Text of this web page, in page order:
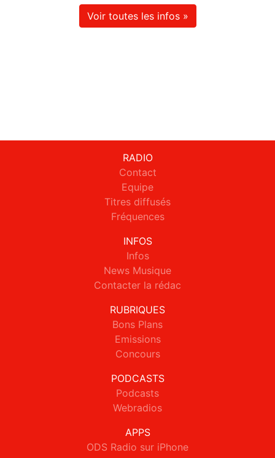
Voir toutes les infos »
RADIO
Contact
Equipe
Titres diffusés
Fréquences
INFOS
Infos
News Musique
Contacter la rédac
RUBRIQUES
Bons Plans
Emissions
Concours
PODCASTS
Podcasts
Webradios
APPS
ODS Radio sur iPhone